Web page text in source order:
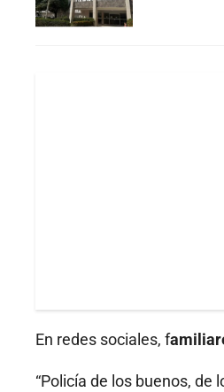
En redes sociales, f
“Policía de los buenos, de